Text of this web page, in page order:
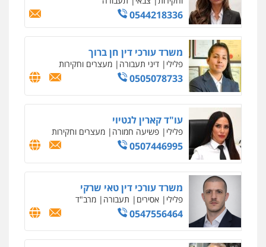
פלילי בטחוני צבאי
0547780927
עו"ד אסף גונן
פלילי פשע חמור מעצרים
וחקירות
0542255161
גל דהן – משרד עורך דין פלילי
פלילי פשיעה חמורה מעצרים
וחקירות
0544723840
עו"ד ראוף נג'אר
פלילי עורכי דין לענייני אסירים מעצרים
סמים רכוש
0548009246